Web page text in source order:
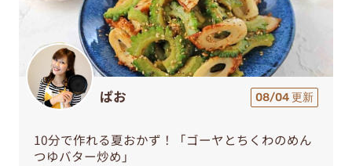
ぱお 08/04 更新
10分で作れる夏おかず！「ゴーヤとちくわのめん
つゆバター炒め」